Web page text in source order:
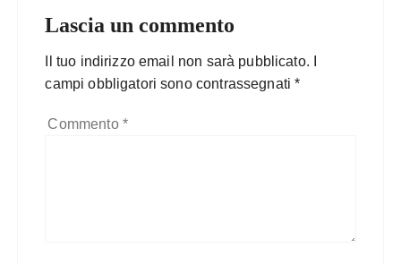
Lascia un commento
Il tuo indirizzo email non sarà pubblicato.
campi obbligatori sono contrassegnati*
Commento *